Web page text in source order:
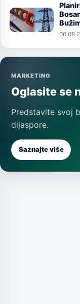
Image
MARKETING
Oglasite se
Predstavite svoj
dijaspore.
Saznajte više